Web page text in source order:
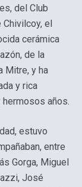
del Club
el
cerámica
de la
Mitre, y ha
y rica
años.
estuvo
entre
Gorga, Miguel
José